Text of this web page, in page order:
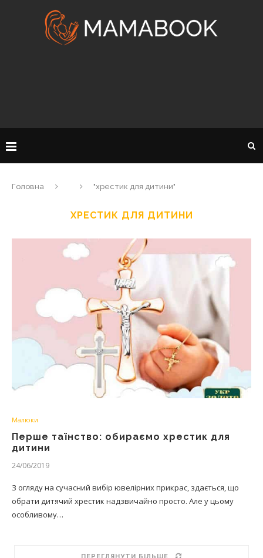
Головна "хрестик для дитини"
ХРЕСТИК ДЛЯ ДИТИНИ
Малюки
Перше таїнство: обираємо хрестик для
дитини
24/06/2019
З огляду на сучасний вибір ювелірних прикрас, здається, що
обрати дитячий хрестик надзвичайно просто. Але у цьому
особливому…